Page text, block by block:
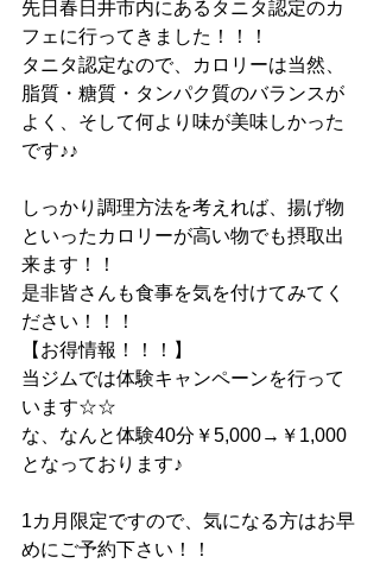
先日春日井市内にあるタニタ認定のカ
フェに行ってきました！！！
タニタ認定なので、カロリーは当然、
脂質・糖質・タンパク質のバランスが
よく、そして何より味が美味しかった
です♪♪
しっかり調理方法を考えれば、揚げ物
といったカロリーが高い物でも摂取出
来ます！！
是非皆さんも食事を気を付けてみてく
ださい！！！
【お得情報！！！】
当ジムでは体験キャンペーンを行って
います☆☆
な、なんと体験40分￥5,000→￥1,000
となっております♪
1カ月限定ですので、気になる方はお早
めにご予約下さい！！